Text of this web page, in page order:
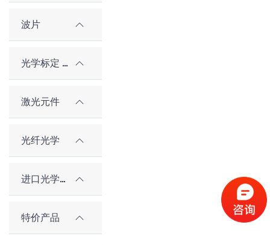
波片
光学标定 / 对准元件
激光元件
光纤光学
进口光学元件
特价产品